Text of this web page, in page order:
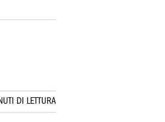
DI LETTURA